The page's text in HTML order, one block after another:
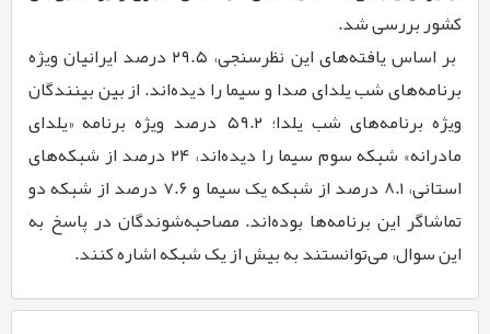
کشور بررسی شد.‏
‏ بر اساس یافته‌های این نظرسنجی، ۲۹.۵ درصد ایرانیان ویژه
برنامه‌های شب یلدای ‏صدا و سیما را دیده‌اند. از بین بینندگان
ویژه برنامه‌های شب یلدا؛ ۵۹.۲ درصد ویژه ‏برنامه «یلدای
مادرانه» شبکه سوم سیما را دیده‌اند، ۲۴ درصد از شبکه‌های
استانی، ‌‏۸.۱ درصد از شبکه یک سیما و ۷.۶ درصد از شبکه دو
تماشاگر این برنامه‌ها بوده‌اند. ‏مصاحبه‌شوندگان در پاسخ به
این سوال، می‌توانستند به بیش از یک شبکه اشاره ‏کنند.‏